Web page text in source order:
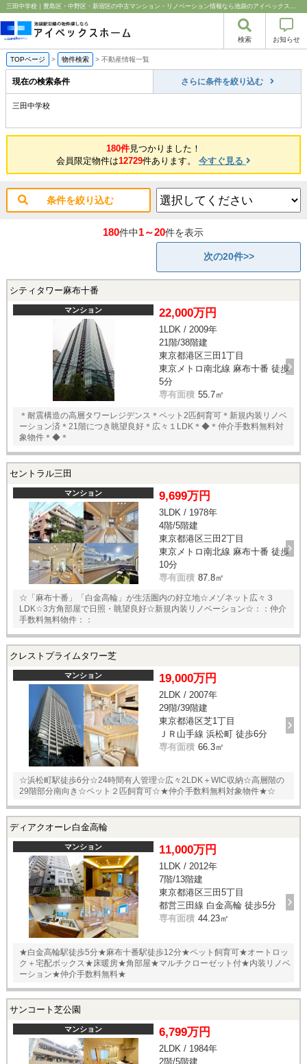
三田中学校｜豊島区・中野区・新宿区の中古マンション・リノベーション情報なら池袋のアイベックスホーム！
検索 お知らせ
TOPページ > 物件検索 > 不動産情報一覧
現在の検索条件 さらに条件を絞り込む
三田中学校
180件見つかりました！
会員限定物件は12729件あります。 今すぐ見る
条件を絞り込む
180件中1～20件を表示
次の20件>>
シティタワー麻布十番
マンション 22,000万円
1LDK / 2009年
21階/38階建
東京都港区三田1丁目
東京メトロ南北線 麻布十番 徒歩
5分
専有面積 55.7㎡
＊耐震構造の高層タワーレジデンス＊ペット2匹飼育可＊新規内装リノベ
ーション済＊21階につき眺望良好＊広々１LDK＊◆＊仲介手数料無料対
象物件＊◆＊
セントラル三田
マンション 9,699万円
3LDK / 1978年
4階/5階建
東京都港区三田2丁目
東京メトロ南北線 麻布十番 徒歩
10分
専有面積 87.8㎡
☆「麻布十番」「白金高輪」が生活圏内の好立地☆メゾネット広々３
LDK☆3方角部屋で日照・眺望良好☆新規内装リノベーション☆：：仲介
手数料無料物件：：
クレストプライムタワー芝
マンション 19,000万円
2LDK / 2007年
29階/39階建
東京都港区芝1丁目
ＪＲ山手線 浜松町 徒歩6分
専有面積 66.3㎡
☆浜松町駅徒歩6分☆24時間有人管理☆広々2LDK＋WIC収納☆高層階の
29階部分南向き☆ペット２匹飼育可☆★仲介手数料無料対象物件★☆
ディアクオーレ白金高輪
マンション 11,000万円
1LDK / 2012年
7階/13階建
東京都港区三田5丁目
都営三田線 白金高輪 徒歩5分
専有面積 44.23㎡
★白金高輪駅徒歩5分★麻布十番駅徒歩12分★ペット飼育可★オートロッ
ク＋宅配ボックス★床暖房★角部屋★マルチクローゼット付★内装リノベ
ーション★仲介手数料無料★
サンコート芝公園
マンション 6,799万円
2LDK / 1984年
2階/5階建